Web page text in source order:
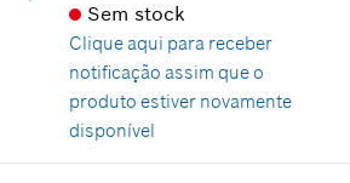
4,83 €*
*Recomendação de preço não
Comprovante de aplicação
Indicar na apresentação
Sem stock
Clique aqui para receber
notificação assim que o
produto estiver novamente
disponível